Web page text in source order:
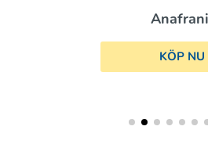
Anafranil
KÖP NU